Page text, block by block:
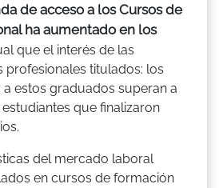
de acceso a los Cursos de
ha aumentado en los
que el interés de las
profesionales titulados: los
estos graduados superan a
que finalizaron
del mercado laboral
en cursos de formación